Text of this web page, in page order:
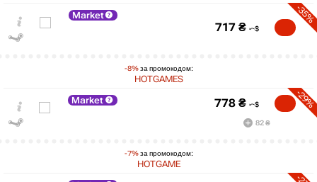
Market
-8%за промокодом:
HOTGAMES
-35%
717 ₴
Market
-7%за промокодом:
HOTGAME
-29%
778 ₴
82 ₴